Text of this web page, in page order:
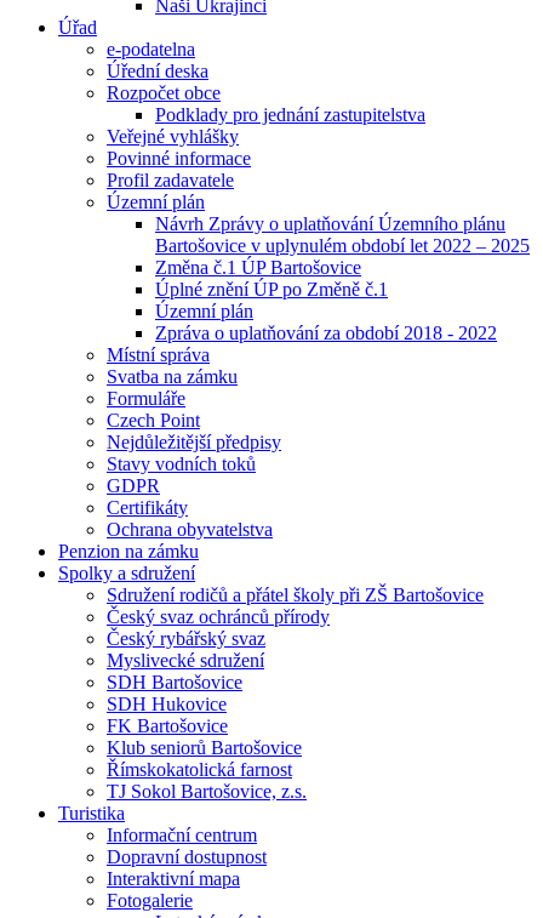
Naši Ukrajinci
Úřad
e-podatelna
Úřední deska
Rozpočet obce
Podklady pro jednání zastupitelstva
Veřejné vyhlášky
Povinné informace
Profil zadavatele
Územní plán
Návrh Zprávy o uplatňování Územního plánu
Bartošovice v uplynulém období let 2022 – 2025
Změna č.1 ÚP Bartošovice
Úplné znění ÚP po Změně č.1
Územní plán
Zpráva o uplatňování za období 2018 - 2022
Místní správa
Svatba na zámku
Formuláře
Czech Point
Nejdůležitější předpisy
Stavy vodních toků
GDPR
Certifikáty
Ochrana obyvatelstva
Penzion na zámku
Spolky a sdružení
Sdružení rodičů a přátel školy při ZŠ Bartošovice
Český svaz ochránců přírody
Český rybářský svaz
Myslivecké sdružení
SDH Bartošovice
SDH Hukovice
FK Bartošovice
Klub seniorů Bartošovice
Římskokatolická farnost
TJ Sokol Bartošovice, z.s.
Turistika
Informační centrum
Dopravní dostupnost
Interaktivní mapa
Fotogalerie